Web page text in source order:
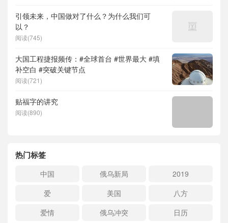
引领未来，中国做对了什么？为什么我们可
以？
阅读(745)
大国工程捷报频传：#全球首台 #世界最大 #填
补空白 #突破关键节点
阅读(721)
贴福字的讲究
阅读(890)
热门标签
中国 俄乌新局
2019
爱
美国
八方
爱情
俄乌冲突 日历